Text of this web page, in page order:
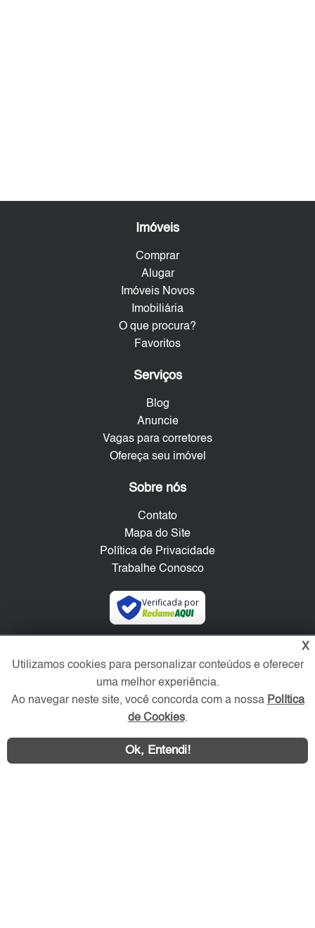
Imóveis
Comprar
Alugar
Imóveis Novos
Imobiliária
O que procura?
Favoritos
Serviços
Blog
Anuncie
Vagas para corretores
Ofereça seu imóvel
Sobre nós
Contato
Mapa do Site
Política de Privacidade
Trabalhe Conosco
Verificada por
X
Utilizamos cookies para personalizar conteúdos e oferecer
uma melhor experiência.
Ao navegar neste site, você concorda com a nossa Política
de Cookies.
Ok, Entendi!